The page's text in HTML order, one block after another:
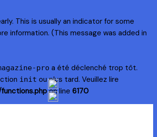
This is usually an indicator for some
information. (This message was added in
pro a été déclenché trop tôt.
init ou plus tard. Veuillez lire
on line 6170